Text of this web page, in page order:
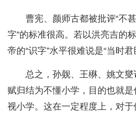
曹宪、颜师古都被批评“不
字”的标准很高。若以洪亮吉的
帝的“识字”水平很难说是“当时君
总之，孙觌、王楙、姚文
赋归结为不懂小学，目的也就
视小学。这在一定程度上，对